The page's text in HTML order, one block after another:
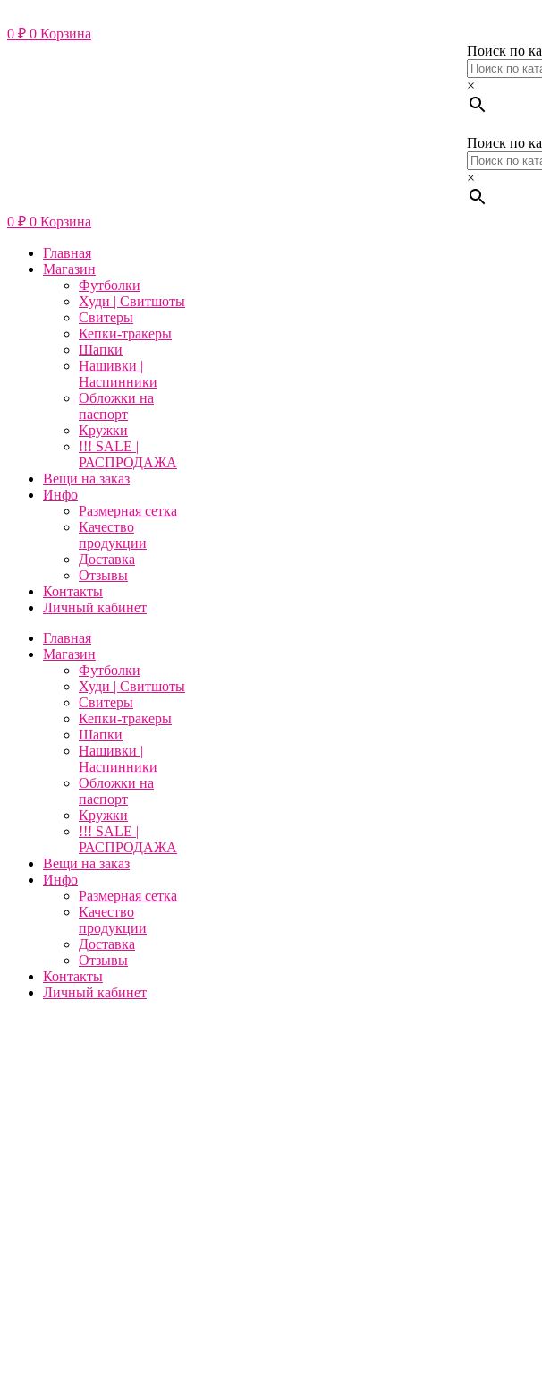
к
содержимому
0 ₽ 0 Корзина
Поиск по
×
Поиск по
×
0 ₽ 0 Корзина
Главная
Магазин
Футболки
Худи | Свитшоты
Свитеры
Кепки-тракеры
Шапки
Нашивки |
Наспинники
Обложки на
паспорт
Кружки
!!! SALE |
РАСПРОДАЖА
Вещи на заказ
Инфо
Размерная сетка
Качество
продукции
Доставка
Отзывы
Контакты
Личный кабинет
Главная
Магазин
Футболки
Худи | Свитшоты
Свитеры
Кепки-тракеры
Шапки
Нашивки |
Наспинники
Обложки на
паспорт
Кружки
!!! SALE |
РАСПРОДАЖА
Вещи на заказ
Инфо
Размерная сетка
Качество
продукции
Доставка
Отзывы
Контакты
Личный кабинет